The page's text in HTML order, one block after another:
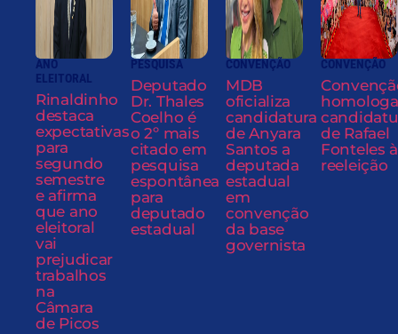
ANO
ELEITORAL
Rinaldinho
destaca
expectativas
para
segundo
semestre
e afirma
que ano
eleitoral
vai
prejudicar
trabalhos
na
Câmara
de Picos
PESQUISA
Deputado
Dr. Thales
Coelho é
o 2º mais
citado em
pesquisa
espontânea
para
deputado
estadual
CONVENÇÃO
MDB
oficializa
candidatura
de Anyara
Santos a
deputada
estadual
em
convenção
da base
governista
CONVENÇÃO
homologa
de Rafael
Fonteles à
reeleição